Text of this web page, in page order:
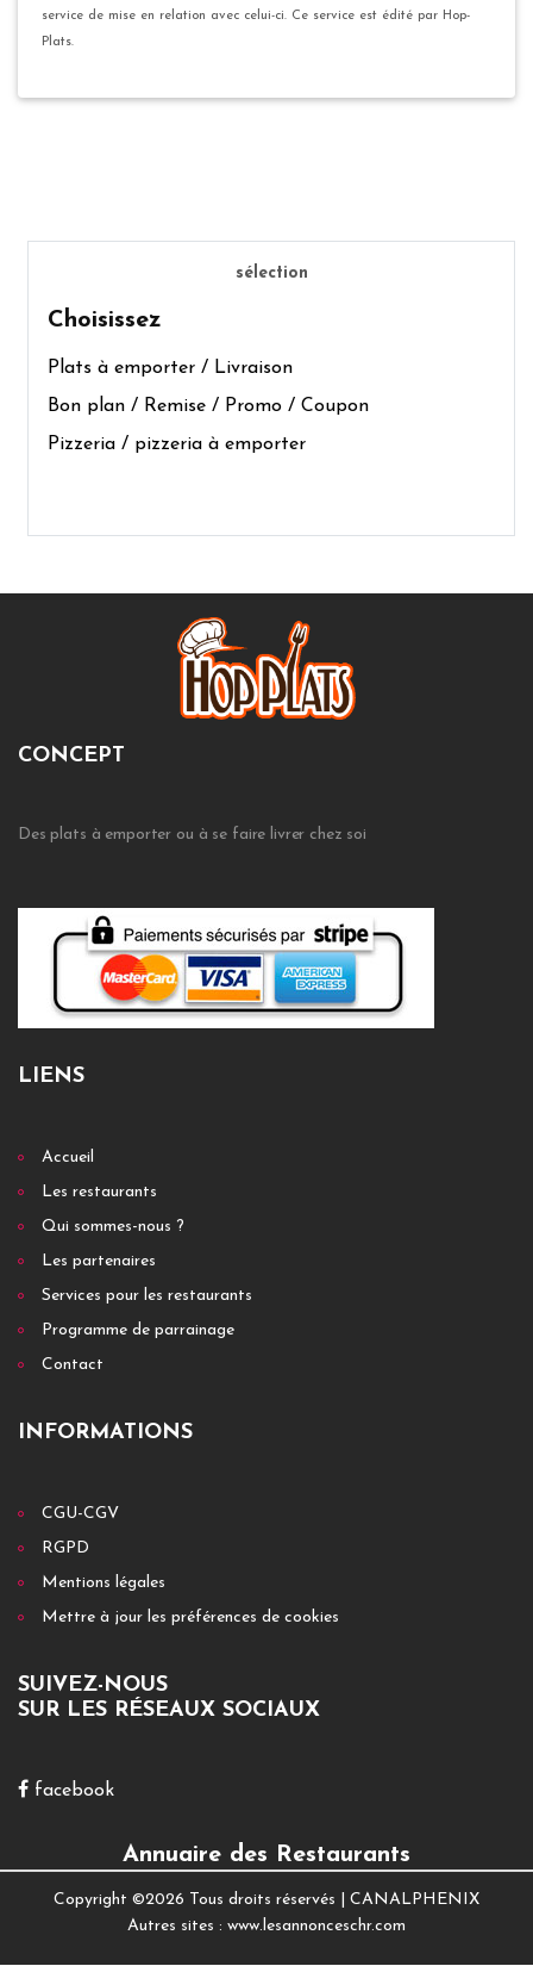
service de mise en relation avec celui-ci. Ce service est édité par Hop-
Plats.
sélection
Choisissez
Plats à emporter / Livraison
Bon plan / Remise / Promo / Coupon
Pizzeria / pizzeria à emporter
CONCEPT
Des plats à emporter ou à se faire livrer chez soi
LIENS
Accueil
Les restaurants
Qui sommes-nous ?
Les partenaires
Services pour les restaurants
Programme de parrainage
Contact
INFORMATIONS
CGU-CGV
RGPD
Mentions légales
Mettre à jour les préférences de cookies
SUIVEZ-NOUS
SUR LES RÉSEAUX SOCIAUX
facebook
Annuaire des Restaurants
Copyright ©2026 Tous droits réservés | CANALPHENIX
Autres sites : www.lesannonceschr.com